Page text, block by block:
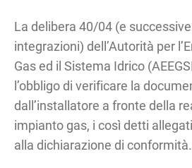
La delibera 40/04 (e
integrazioni) dell’Autorità per
Gas ed il Sistema Idrico
l’obbligo di verificare la
dall’installatore a fronte della
impianto gas, i così detti
alla dichiarazione di conformità.